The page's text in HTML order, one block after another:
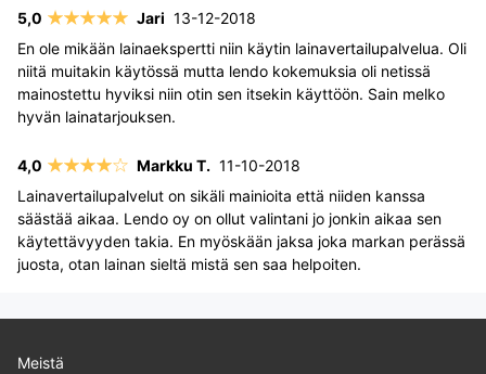
Jari 13-12-2018
En ole mikään lainaekspertti niin käytin lainavertailupalvelua. Oli
niitä muitakin käytössä mutta lendo kokemuksia oli netissä
mainostettu hyviksi niin otin sen itsekin käyttöön. Sain melko
hyvän lainatarjouksen.
Markku T. 11-10-2018
Lainavertailupalvelut on sikäli mainioita että niiden kanssa
säästää aikaa. Lendo oy on ollut valintani jo jonkin aikaa sen
käytettävyyden takia. En myöskään jaksa joka markan perässä
juosta, otan lainan sieltä mistä sen saa helpoiten.
Meistä